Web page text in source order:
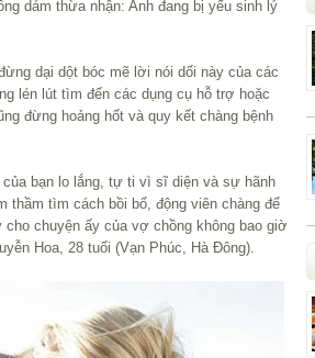
dám thừa nhận: Anh đang bị yếu sinh lý
dại dột bóc mẽ lời nói dối này của các
lén lút tìm đến các dụng cụ hỗ trợ hoặc
đừng hoảng hốt và quy kết chàng bệnh
bạn lo lắng, tự ti vì sĩ diện và sự hãnh
thầm tìm cách bồi bổ, động viên chàng để
chuyện ấy của vợ chồng không bao giờ
Hoa, 28 tuổi (Vạn Phúc, Hà Đông).